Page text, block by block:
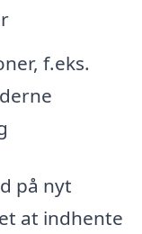
f.eks.
på nyt
at indhente